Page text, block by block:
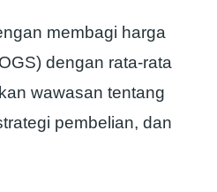
membagi harga
dengan rata-rata
wawasan tentang
pembelian, dan